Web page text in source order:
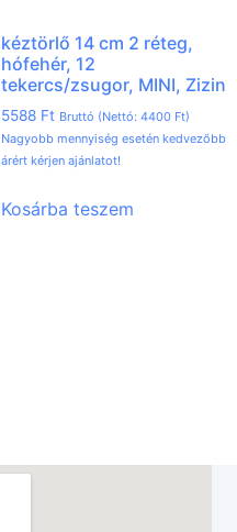
kéztörlő 14 cm 2 réteg,
hófehér, 12
tekercs/zsugor, MINI, Zizin
5588 Ft Bruttó (Nettó: 4400 Ft)
Nagyobb mennyiség esetén kedvezőbb
árért kérjen ajánlatot!
Kosárba teszem